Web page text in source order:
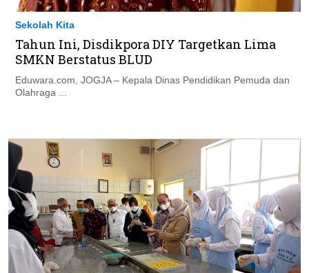
Sekolah Kita
Tahun Ini, Disdikpora DIY Targetkan Lima
SMKN Berstatus BLUD
Eduwara.com, JOGJA – Kepala Dinas Pendidikan Pemuda dan
Olahraga ...